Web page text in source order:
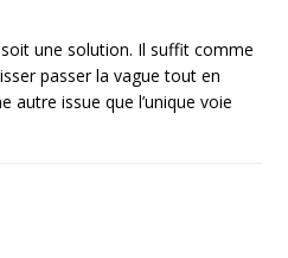
une solution. Il suffit comme
passer la vague tout en
issue que l’unique voie